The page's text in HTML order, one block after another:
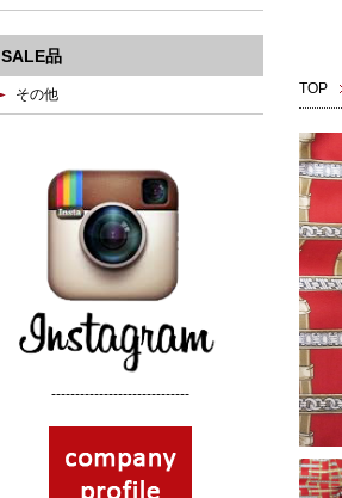
TOP
SALE品
その他
-----------------------------